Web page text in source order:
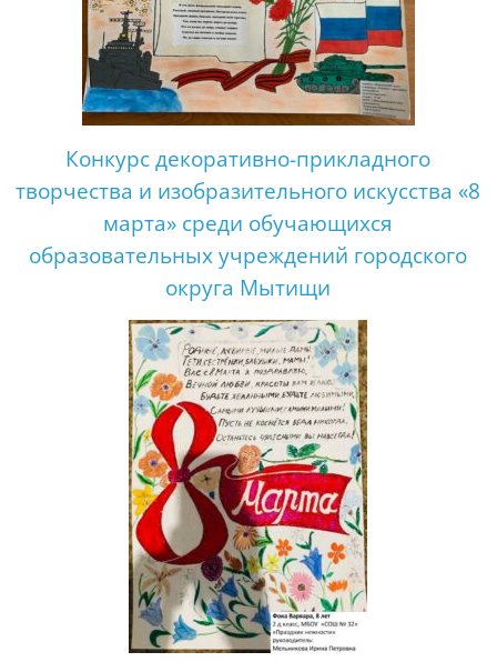
Конкурс декоративно-прикладного
творчества и изобразительного искусства «8
марта» среди обучающихся
образовательных учреждений городского
округа Мытищи